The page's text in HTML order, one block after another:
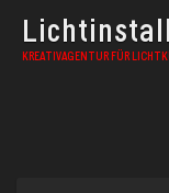
KREATIVAGENTUR FÜR